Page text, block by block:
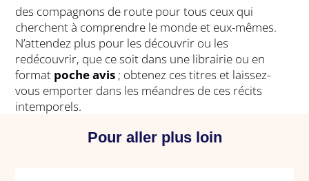
des compagnons de route pour tous ceux qui
cherchent à comprendre le monde et eux-mêmes.
N’attendez plus pour les découvrir ou les
redécouvrir, que ce soit dans une librairie ou en
format poche avis ; obtenez ces titres et laissez-
vous emporter dans les méandres de ces récits
intemporels.
Pour aller plus loin